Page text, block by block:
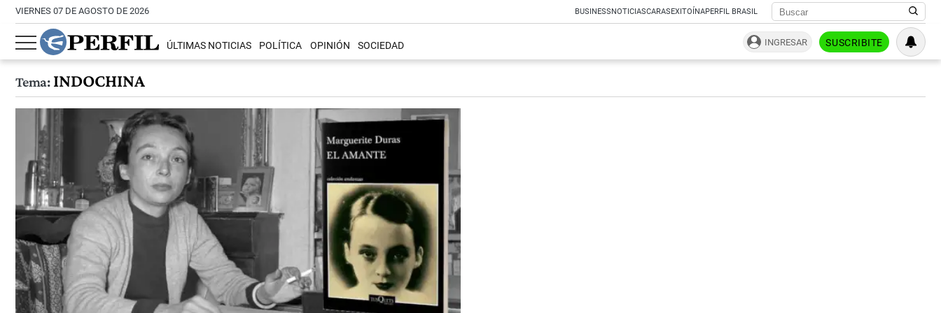
VIERNES 07 DE AGOSTO DE 2026 BUSINESSNOTICIASCARASEXITOÍNAPERFIL BRASIL
ÚLTIMAS NOTICIAS POLÍTICA OPINIÓN SOCIEDAD INGRESAR SUSCRIBITE
Tema:INDOCHINA